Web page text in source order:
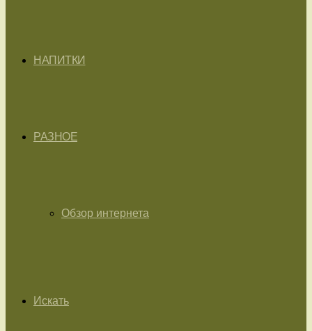
НАПИТКИ
РАЗНОЕ
Обзор интернета
Искать